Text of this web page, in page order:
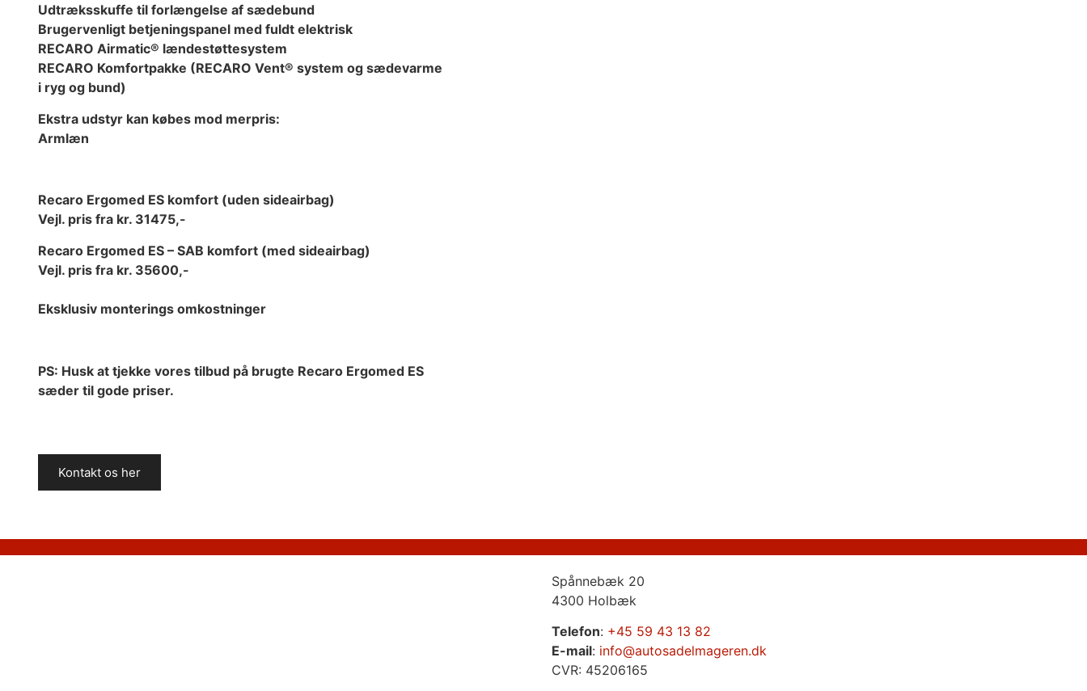
Udtræksskuffe til forlængelse af sædebund
Brugervenligt betjeningspanel med fuldt elektrisk
RECARO Airmatic® lændestøttesystem
RECARO Komfortpakke (RECARO Vent® system og sædevarme
i ryg og bund)
Ekstra udstyr kan købes mod merpris:
Armlæn
Recaro Ergomed ES komfort (uden sideairbag)
Vejl. pris fra kr. 31475,-
Recaro Ergomed ES – SAB komfort (med sideairbag)
Vejl. pris fra kr. 35600,-
Eksklusiv monterings omkostninger
PS: Husk at tjekke vores tilbud på brugte Recaro Ergomed ES
sæder til gode priser.
Kontakt os her
Spånnebæk 20
4300 Holbæk
Telefon: +45 59 43 13 82
E-mail: info@autosadelmageren.dk
CVR: 45206165